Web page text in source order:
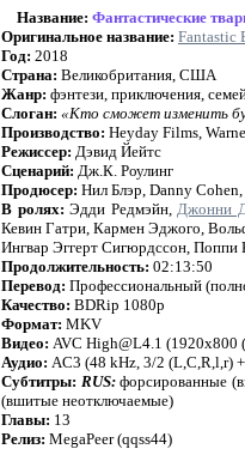
Карточный домик
3 сезон
Название: Фантастические
Оригинальное название: Fantastic
Год: 2018
Страна: Великобритания, США
Жанр: фэнтези, приключения,
Слоган: «Кто сможет изменить
Производство: Heyday Films,
Режиссер: Дэвид Йейтс
Сценарий: Дж.К. Роулинг
Продюсер: Нил Блэр, Danny
В ролях: Эдди Редмэйн,Джонни
Кевин Гатри, Кармен Эджого,
Ингвар Эггерт Сигюрдссон,
Продолжительность: 02:13:50
Перевод: Профессиональный
Качество: BDRip 1080p
Формат: MKV
Видео: AVC High@L4.1 (1920x800
Аудио: AC3 (48 kHz, 3/2 (L,C,R,l,r)
Субтитры: RUS:форсированные
(вшитые неотключаемые)
Главы: 13
Релиз: MegaPeer (qqss44)